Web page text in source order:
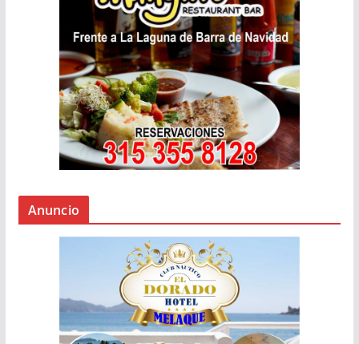
Anuncio